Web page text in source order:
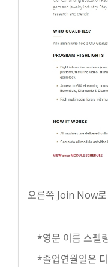
오른쪽 Join Now
*영문 이름 스펠
*졸업연월일은 디